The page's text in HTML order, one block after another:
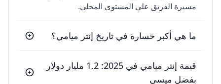
مسيرة الفريق على المستوى المحلي.
ما هي أكبر خسارة في تاريخ إنتر ميامي؟
قيمة إنتر ميامي في 2025: 1.2 مليار دولار
بفضل ميسي